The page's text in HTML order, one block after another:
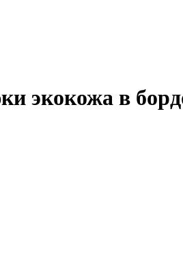
экокожа в